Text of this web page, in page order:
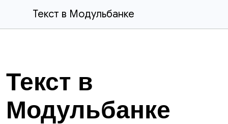
Текст в Модульбанке
Текст в
Модульбанке